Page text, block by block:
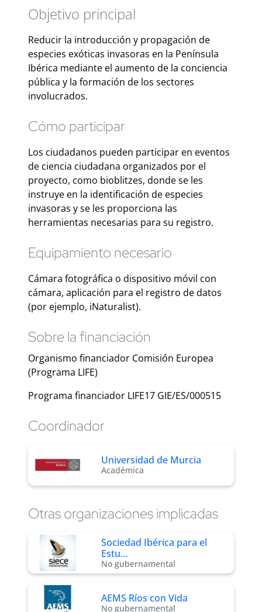
Objetivo principal
Reducir la introducción y propagación de
especies exóticas invasoras en la Península
Ibérica mediante el aumento de la conciencia
pública y la formación de los sectores
involucrados.
Cómo participar
Los ciudadanos pueden participar en eventos
de ciencia ciudadana organizados por el
proyecto, como bioblitzes, donde se les
instruye en la identificación de especies
invasoras y se les proporciona las
herramientas necesarias para su registro.
Equipamiento necesario
Cámara fotográfica o dispositivo móvil con
cámara, aplicación para el registro de datos
(por ejemplo, iNaturalist).
Sobre la financiación
Organismo financiador Comisión Europea
(Programa LIFE)
Programa financiador LIFE17 GIE/ES/000515
Coordinador
Universidad de Murcia
Académica
Otras organizaciones implicadas
Sociedad Ibérica para el
Estu…
No gubernamental
AEMS Ríos con Vida
No gubernamental